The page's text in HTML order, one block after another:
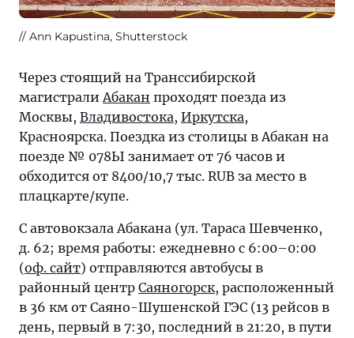
Ann Kapustina, Shutterstock
Через стоящий на Транссибирской
магистралиАбакан проходят поезда из
Москвы, Владивостока, Иркутска,
Красноярска. Поездка из столицы в Абакан на
поезде № 078Ы занимает от 76 часов и
обходится от 8400/10,7 тыс. RUB за место в
плацкарте/купе.
С автовокзала Абакана (ул. Тараса Шевченко,
д. 62; время работы: ежедневно с 6:00–0:00
(оф. сайт) отправляются автобусы в
районный центр Саяногорск, расположенный
в 36 км от Саяно-Шушенской ГЭС (13 рейсов в
день, первый в 7:30, последний в 21:20, в пути